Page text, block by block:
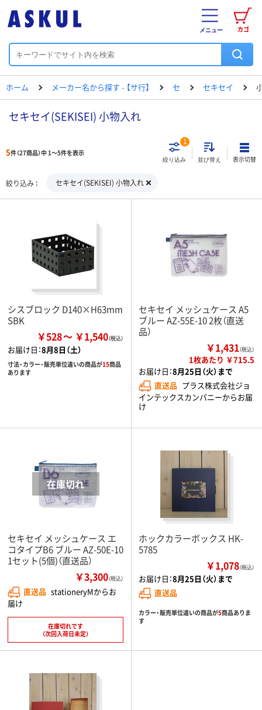
カゴ
メニュー
ホーム メーカー名から探す - 【サ行】 セ セキセイ
セキセイ(SEKISEI) 小物入れ
5件（27商品）中 1～5件を表示
絞り込み
1
並び替え 表示切替
絞り込み セキセイ(SEKISEI) 小物入れ
シスブロック D140×H63mm
SBK
￥528 ￥1,540
お届け日：8月8日（土）
寸法・カラー・販売単位違いの商品が15商品
あります
セキセイ メッシュケース A5
ブルー AZ-55E-10 2枚（直送
品）
￥1,431（税込）
1枚あたり ￥715.5
お届け日：8月25日（火）まで
直送品 プラス株式会社ジョ
インテックスカンパニーからお届
け
セキセイ メッシュケース エ
コタイプB6 ブルー AZ-50E-10
1セット(5個)（直送品）
￥3,300（税込）
直送品 stationeryMからお
届け
在庫切れです
（次回入荷日未定）
ホックカラーボックス HK-
5785
￥1,078（税込）
お届け日：8月25日（火）まで
直送品
カラー・販売単位違いの商品が5商品ありま
す